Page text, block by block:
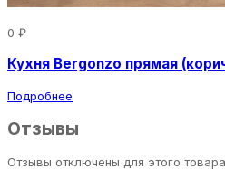
0 ₽
Кухня Bergonzo прямая
Подробнее
Отзывы
Отзывы отключены для этого